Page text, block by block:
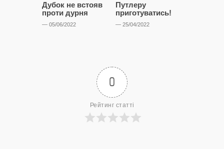
Дубок не встояв
проти дурня
— 05/06/2022
Путлеру
приготуватись!
— 25/04/2022
0
Рейтинг статті